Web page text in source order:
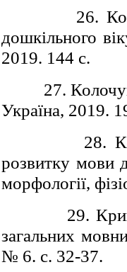
26.
дошкільного
2019. 144 c.
27.
Україна, 2019.
28.
розвитку мови
морфології,
29.
загальних
№ 6. с. 32-37.